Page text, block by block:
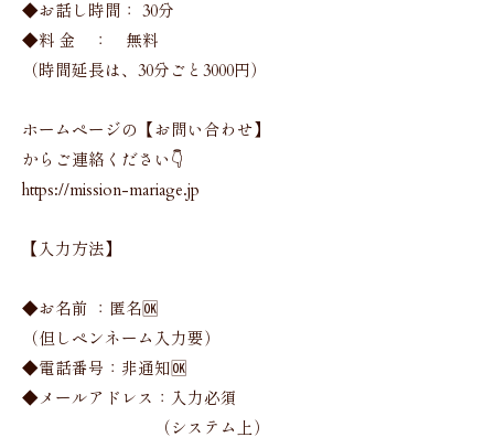
◆お話し時間： 30分
◆料 金 ： 無料
（時間延長は、30分ごと3000円）
ホームページの【お問い合わせ】
からご連絡ください👇
https://mission-mariage.jp
【入力方法】
◆お名前 ：匿名🆗
（但しペンネーム入力要）
◆電話番号：非通知🆗
◆メールアドレス：入力必須
（システム上）